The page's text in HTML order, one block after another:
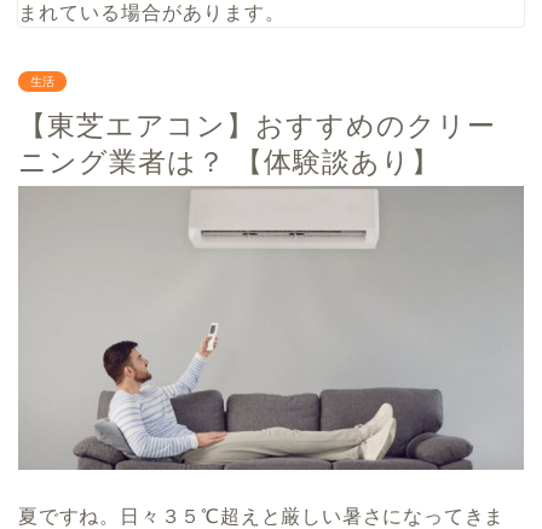
まれている場合があります。
生活
【東芝エアコン】おすすめのクリー
ニング業者は？ 【体験談あり】
夏ですね。日々３５℃超えと厳しい暑さになってきま